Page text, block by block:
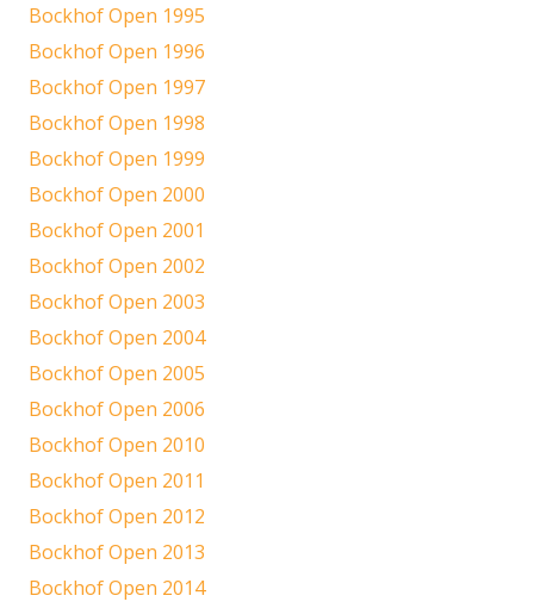
Bockhof Open 1995
Bockhof Open 1996
Bockhof Open 1997
Bockhof Open 1998
Bockhof Open 1999
Bockhof Open 2000
Bockhof Open 2001
Bockhof Open 2002
Bockhof Open 2003
Bockhof Open 2004
Bockhof Open 2005
Bockhof Open 2006
Bockhof Open 2010
Bockhof Open 2011
Bockhof Open 2012
Bockhof Open 2013
Bockhof Open 2014